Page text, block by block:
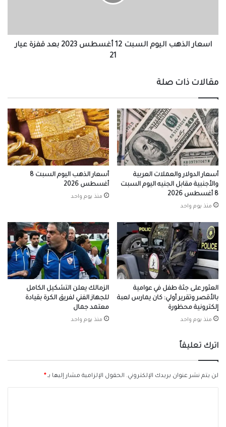
عيار
اسعار الذهب اليوم السبت 12 أغسطس 2023 بعد قفزة عيار
21
مقالات ذات صلة
أسعار الدولار والعملات العربية
والأجنبية مقابل الجنيه اليوم السبت
8 أغسطس 2026
منذ يوم واحد
أسعار الذهب اليوم السبت 8
أغسطس 2026
منذ يوم واحد
العثور على جثة طفل في عوامية
بالأقصر وتقرير أولي: كان يمارس لعبة
إلكترونية محظورة
منذ يوم واحد
الزمالك يعلن التشكيل الكامل
للجهاز الفني لفريق الكرة بقيادة
معتمد جمال
منذ يوم واحد
اترك تعليقاً
لن يتم نشر عنوان بريدك الإلكتروني. الحقول الإلزامية مشار إليها بـ *